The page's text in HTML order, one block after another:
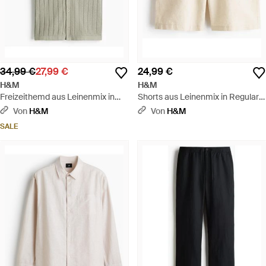
34,99 €27,99 €
H&M
Freizeithemd aus Leinenmix in
Regular Fit - Grau
Von H&M
SALE
24,99 €
H&M
Shorts aus Leinenmix in Regular
Fit - Natur
Von H&M